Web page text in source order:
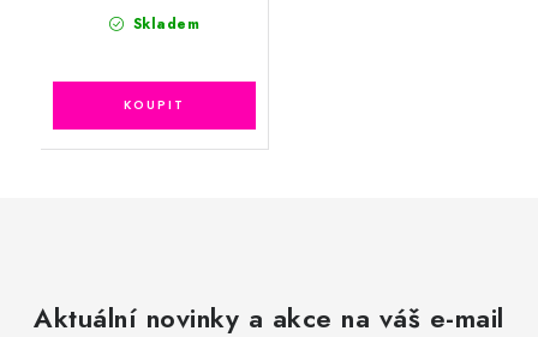
Skladem
Aktuální novinky a akce na váš e-mail